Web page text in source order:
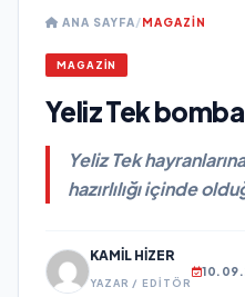
ANA SAYFA/MAGAZİN
MAGAZİN
Yeliz Tek
Yeliz Tek
hazırlılığı içinde
KAMIL HIZER
YAZAR / EDITÖR